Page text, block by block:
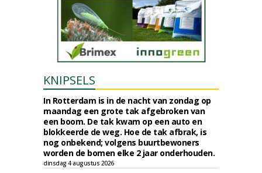
KNIPSELS
In Rotterdam is in de nacht van zondag op
maandag een grote tak afgebroken van
een boom. De tak kwam op een auto en
blokkeerde de weg. Hoe de tak afbrak, is
nog onbekend; volgens buurtbewoners
worden de bomen elke 2 jaar onderhouden.
dinsdag 4 augustus 2026